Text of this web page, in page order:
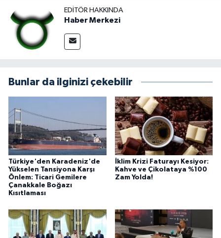
EDITÖR HAKKINDA
Haber Merkezi
Bunlar da ilginizi çekebilir
Türkiye'den Karadeniz'de
Yükselen Tansiyona Karşı
Önlem: Ticari Gemilere
Çanakkale Boğazı
Kısıtlaması
İklim Krizi Faturayı Kesiyor:
Kahve ve Çikolataya %100
Zam Yolda!